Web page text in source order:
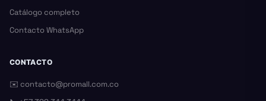
Catálogo completo
Contacto WhatsApp
CONTACTO
✉️ contacto@promall.com.co